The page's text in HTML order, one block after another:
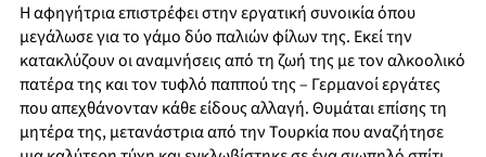
Η αφηγήτρια επιστρέφει στην εργατική συνοικία όπου
μεγάλωσε για το γάμο δύο παλιών φίλων της. Εκεί την
κατακλύζουν οι αναμνήσεις από τη ζωή της με τον αλκοολικό
πατέρα της και τον τυφλό παππού της – Γερμανοί εργάτες
που απεχθάνονταν κάθε είδους αλλαγή. Θυμάται επίσης τη
μητέρα της, μετανάστρια από την Τουρκία που αναζήτησε